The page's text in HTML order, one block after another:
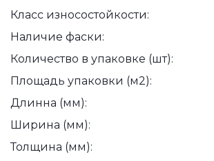
Класс износостойкости:
Наличие фаски:
Количество в упаковке (шт):
Площадь упаковки (м2):
Длинна (мм):
Ширина (мм):
Толщина (мм):